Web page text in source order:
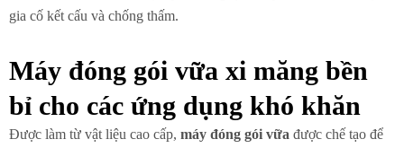
gia cố kết cấu và chống thấm.
Máy đóng gói vữa xi măng bền
bỉ cho các ứng dụng khó khăn
Được làm từ vật liệu cao cấp, máy đóng gói vữa được chế tạo để